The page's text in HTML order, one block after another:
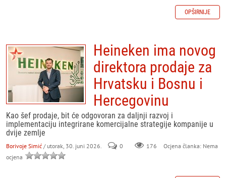
OPŠIRNIJE
Heineken ima novog
direktora prodaje za
Hrvatsku i Bosnu i
Hercegovinu
Kao šef prodaje, bit će odgovoran za daljnji razvoj i
implementaciju integrirane komercijalne strategije kompanije u
dvije zemlje
Borivoje Simić / utorak, 30. juni 2026. 0 176
Ocjena članka: Nema
ocjena